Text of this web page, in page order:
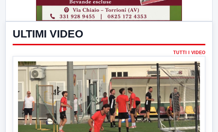
ULTIMI VIDEO
TUTTI I VIDEO